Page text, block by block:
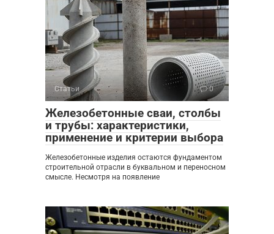
Статьи 0
Железобетонные сваи, столбы
и трубы: характеристики,
применение и критерии выбора
Железобетонные изделия остаются фундаментом
строительной отрасли в буквальном и переносном
смысле. Несмотря на появление